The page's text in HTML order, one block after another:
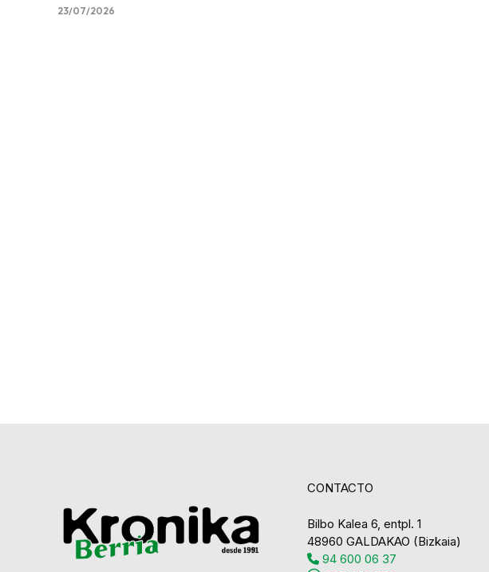
23/07/2026
CONTACTO
Bilbo Kalea 6, entpl. 1
48960 GALDAKAO (Bizkaia)
94 600 06 37